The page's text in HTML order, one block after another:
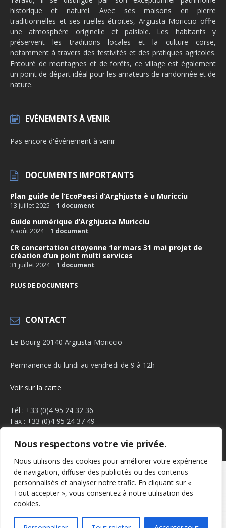
Nous respectons votre vie privée.
Nous utilisons des cookies pour améliorer votre expérience
de navigation, diffuser des publicités ou des contenus
personnalisés et analyser notre trafic. En cliquant sur «
Tout accepter », vous consentez à notre utilisation des
cookies.
historique et naturel. Avec ses maisons en pierre
traditionnelles et ses ruelles étroites, Argiusta Moriccio offre
une atmosphère originelle et paisible. Les habitants y
préservent les traditions locales et la culture corse,
notamment à travers des festivités et des pratiques agricoles.
Entouré de montagnes et de forêts, ce village est également
un point de départ idéal pour les amateurs de randonnée et de
nature.
EVÉNEMENTS À VENIR
Pas encore d'événement à venir
DOCUMENTS IMPORTANTS
Plan guide de l’EcoPaesi d’Arghjusta è u Muricciu
13 juillet 2025 1 document
Guide numérique d’Arghjusta Muricciu
8 août 2024 1 document
CR concertation citoyenne 1er mars 31 mai projet de
création d’un point multi services
31 juillet 2024 1 document
PLUS DE DOCUMENTS
CONTACT
Le Bourg 20140 Argiusta-Moriccio
Permanence du lundi au vendredi de 9 à 12h
Voir sur la carte
Tél : +33 (0)4 95 24 32 36
Fax : +33 (0)4 95 24 37 49
Mentions légales Politique de confidentialité
© 2026 Arghjusta Muricciu